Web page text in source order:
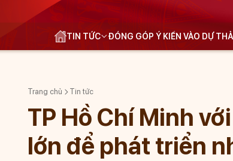
TIN TỨC ĐÓNG GÓP Ý KIẾN VÀO DỰ
Trang chủ Tin tức
TP Hồ Chí Minh
lớn để phát triển